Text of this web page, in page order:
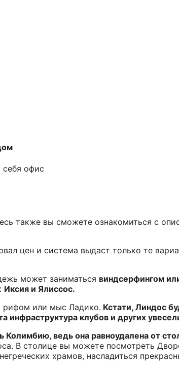
офис
также вы сможете ознакомиться с
цен и система выдаст только те
может заниматься виндсерфингом
Иксия и Ялиссос.
рифом или мыс Ладико. Кстати, Линдос
инфраструктура клубов и других
Колимбию, ведь она равноудалена от
В столице вы можете посмотреть
храмов, насладиться